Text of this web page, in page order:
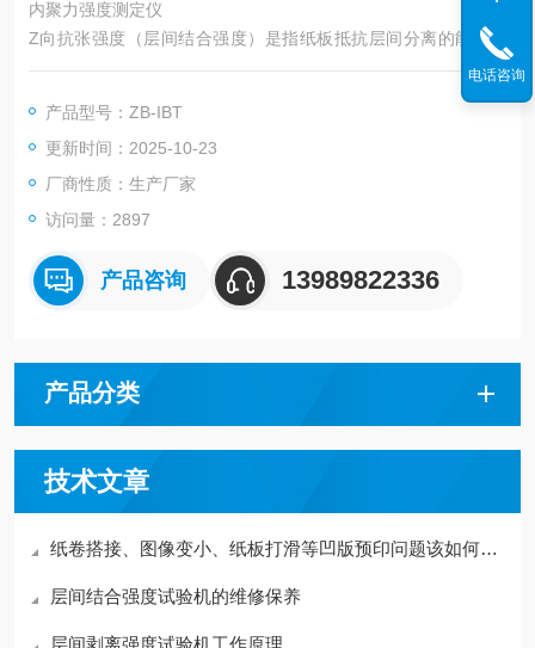
内聚力强度测定仪
Z向抗张强度（层间结合强度）是指纸板抵抗层间分离的能力，
是纸张内部粘结能力的反映，内部粘接强度可以*控制，这对加工
多层纸张和硬纸板非常重要，如果内部粘接值较低或分布不均，
可能导致纸张和硬纸板在使用粘性油墨的胶印机中平铺时出现问
题;如果粘接强度值过高，会给加工带来难度，同时加大了公司的
成本。该项测试在多层纸板如箱纸板、白纸板、灰板纸、白卡纸
等在印刷、包装工业中有广泛的应用。
产品型号：ZB-IBT
更新时间：2025-10-23
厂商性质：生产厂家
访问量：2897
产品咨询 13989822336
产品分类
技术文章
纸卷搭接、图像变小、纸板打滑等凹版预印问题该如何解决？
层间结合强度试验机的维修保养
层间剥离强度试验机工作原理
电话咨询